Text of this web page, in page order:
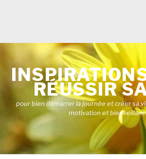
contenu
RÉUSSIR
pour bien démarrer la journée et créer sa
motivation et